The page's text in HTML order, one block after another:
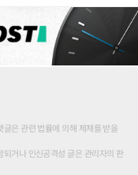
은 관련 법률에 의해 제재를 받을
거나 인신공격성 글은 관리자의 판